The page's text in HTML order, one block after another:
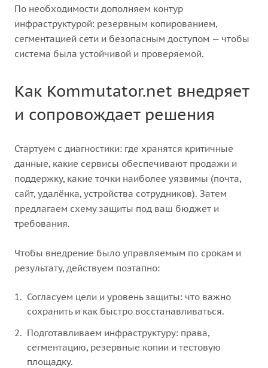
По необходимости дополняем контур
инфраструктурой: резервным копированием,
сегментацией сети и безопасным доступом — чтобы
система была устойчивой и проверяемой.
Как Kommutator.net внедряет
и сопровождает решения
Стартуем с диагностики: где хранятся критичные
данные, какие сервисы обеспечивают продажи и
поддержку, какие точки наиболее уязвимы (почта,
сайт, удалёнка, устройства сотрудников). Затем
предлагаем схему защиты под ваш бюджет и
требования.
Чтобы внедрение было управляемым по срокам и
результату, действуем поэтапно:
Согласуем цели и уровень защиты: что важно
сохранить и как быстро восстанавливаться.
Подготавливаем инфраструктуру: права,
сегментацию, резервные копии и тестовую
площадку.